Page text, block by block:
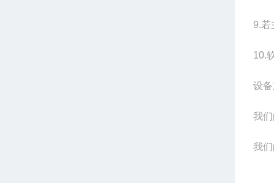
9.若
10.
设
我
我